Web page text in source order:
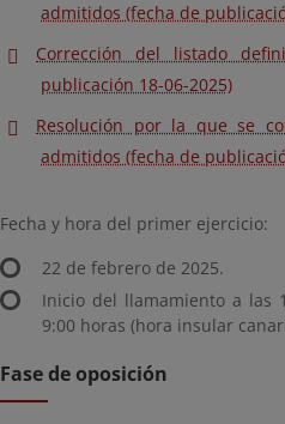
admitidos (fecha de
Corrección del listado
publicación 18-06-2025)
Resolución por la que se
admitidos (fecha de
Fecha y hora del primer ejercicio:
22 de febrero de 2025.
Inicio del llamamiento a las
9:00 horas (hora insular
Fase de oposición